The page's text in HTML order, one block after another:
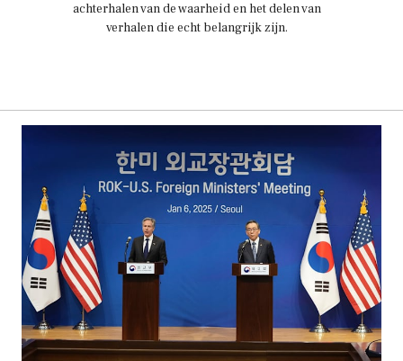
achterhalen van de waarheid en het delen van
verhalen die echt belangrijk zijn.